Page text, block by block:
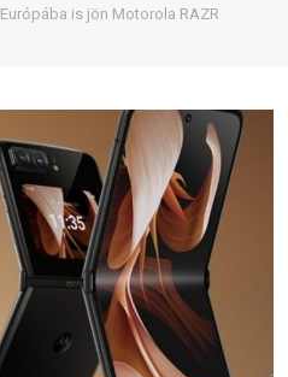
Európába is jön Motorola RAZR